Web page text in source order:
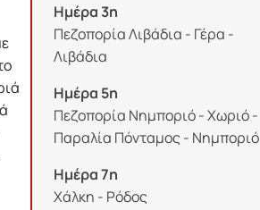
Ημέρα 3η
Πεζοπορία Λιβάδια - Γέρα -
Λιβάδια
Ημέρα 5η
Πεζοπορία Νημποριό - Χωριό -
Παραλία Πόνταμος - Νημποριό
Ημέρα 7η
Χάλκη - Ρόδος